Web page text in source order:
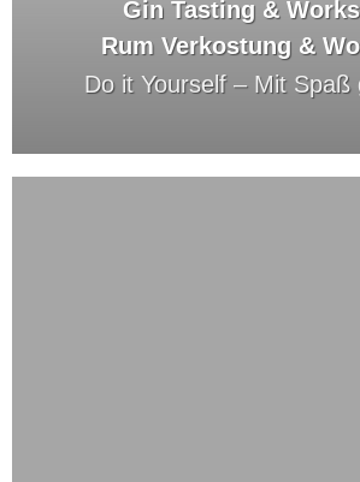
Gin Tasting &
Rum Verkostung &
Do it Yourself –Mit Spaß